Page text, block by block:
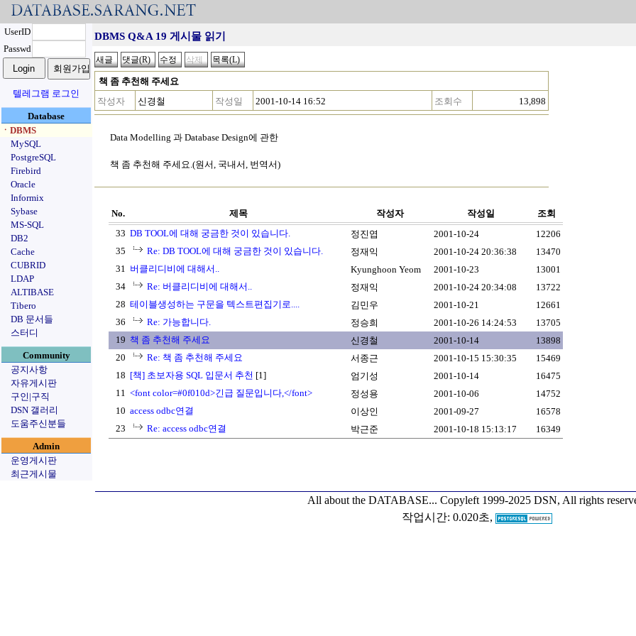
UserID
Passwd
텔레그램 로그인
Database
ㆍDBMS
MySQL
PostgreSQL
Firebird
Oracle
Informix
Sybase
MS-SQL
DB2
Cache
CUBRID
LDAP
ALTIBASE
Tibero
DB 문서들
스터디
Community
공지사항
자유게시판
구인|구직
DSN 갤러리
도움주신분들
Admin
운영게시판
최근게시물
DBMS Q&A 19 게시물 읽기
책 좀 추천해 주세요
작성자
신경철 작성일 2001-10-14 16:52 조회수 13,898
Data Modelling 과 Database Design에 관한
책 좀 추천해 주세요.(원서, 국내서, 번역서)
No. 제목 작성자 작성일
조회
33 DB TOOL에 대해 궁금한 것이 있습니다. 정진엽 2001-10-24
12206
35
Re: DB TOOL에 대해 궁금한 것이 있습니다. 정재익 2001-10-24 20:36:38
13470
31 버클리디비에 대해서.. Kyunghoon Yeom 2001-10-23
13001
34
Re: 버클리디비에 대해서.. 정재익 2001-10-24 20:34:08
13722
28 테이블생성하는 구문을 텍스트편집기로.... 김민우 2001-10-21
12661
36
Re: 가능합니다. 정승희 2001-10-26 14:24:53
13705
19 책 좀 추천해 주세요 신경철 2001-10-14
13898
20
Re: 책 좀 추천해 주세요 서종근 2001-10-15 15:30:35
15469
18 [책] 초보자용 SQL 입문서 추천 [1] 엄기성 2001-10-14
16475
11 <font color=#0f010d>긴급 질문입니다,</font> 정성용 2001-10-06
14752
10 access odbc연결 이상인 2001-09-27
16578
23
Re: access odbc연결 박근준 2001-10-18 15:13:17 16349
All about the DATABASE... Copyleft 1999-2025 DSN, All rights
작업시간: 0.020초,